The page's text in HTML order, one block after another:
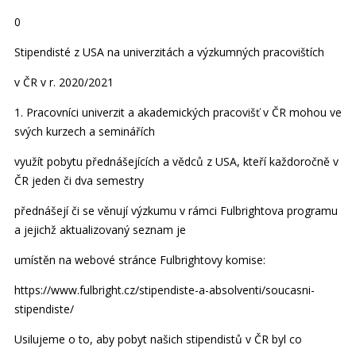
0
Stipendisté z USA na univerzitách a výzkumných pracovištích
v ČR v r. 2020/2021
1. Pracovníci univerzit a akademických pracovišť v ČR mohou ve
svých kurzech a seminářích
využít pobytu přednášejících a vědců z USA, kteří každoročně v
ČR jeden či dva semestry
přednášejí či se věnují výzkumu v rámci Fulbrightova programu
a jejichž aktualizovaný seznam je
umístěn na webové stránce Fulbrightovy komise:
https://www.fulbright.cz/stipendiste-a-absolventi/soucasni-
stipendiste/
Usilujeme o to, aby pobyt našich stipendistů v ČR byl co